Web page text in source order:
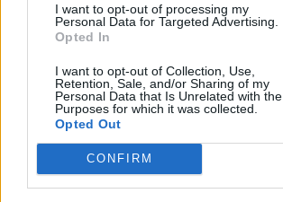
I want to opt-out of processing my
Personal Data for Targeted Advertising.
Opted In
I want to opt-out of Collection, Use,
Retention, Sale, and/or Sharing of my
Personal Data that Is Unrelated with the
Purposes for which it was collected.
Opted Out
CONFIRM